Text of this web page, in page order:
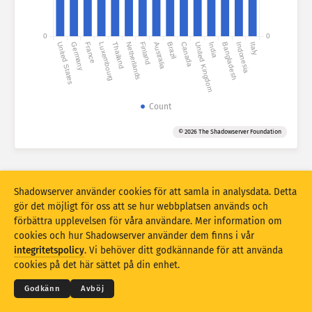
Attackstatistik: enheter
Taggar
Gräns
Gruppera efter
Räkna som
Genomsnitt per dag Totalt
Dataskala
Stil
Uppdatera resultat automatiskt
United StatesGermany France LuxembourgThailandNetherlandsFinland AustraliaBrazil Canada United Kingdom
India BangladeshIndonesia Italy
0 0
Count
© 2026 The Shadowserver Foundation
© 2026THE SHADOWSERVER FOUNDATION
Integritet och villkor
Kontakta oss Medverkande
Shadowserver använder cookies för att samla in analysdata. Detta
gör det möjligt för oss att se hur webbplatsen används och
förbättra upplevelsen för våra användare. Mer information om
cookies och hur Shadowserver använder dem finns i vår
integritetspolicy. Vi behöver ditt godkännande för att använda
cookies på det här sättet på din enhet.
Godkänn Avböj